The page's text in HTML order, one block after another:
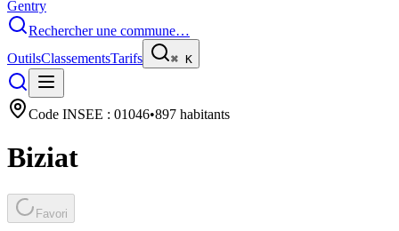
Gentry
Rechercher une commune…
OutilsClassementsTarifs ⌘ K
Code INSEE : 01046•897 habitants
Biziat
Favori